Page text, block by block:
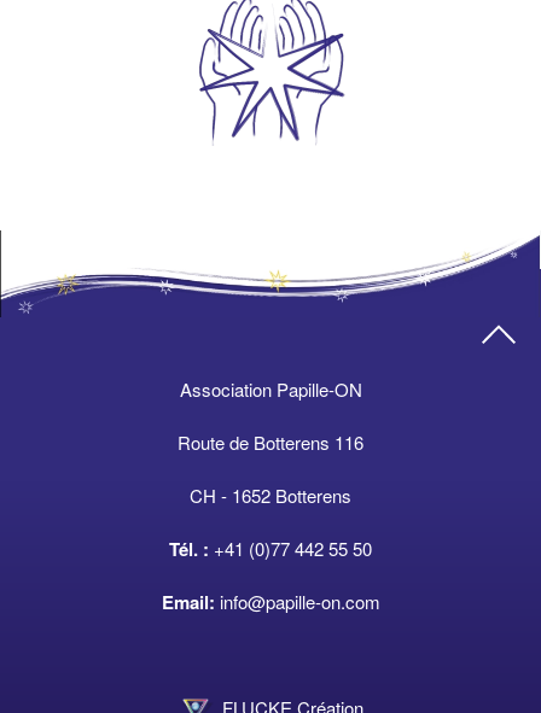
Association Papille-ON
Route de Botterens 116
CH - 1652 Botterens
Tél. : +41 (0)77 442 55 50
Email: info@papille-on.com
FLUCKE Création